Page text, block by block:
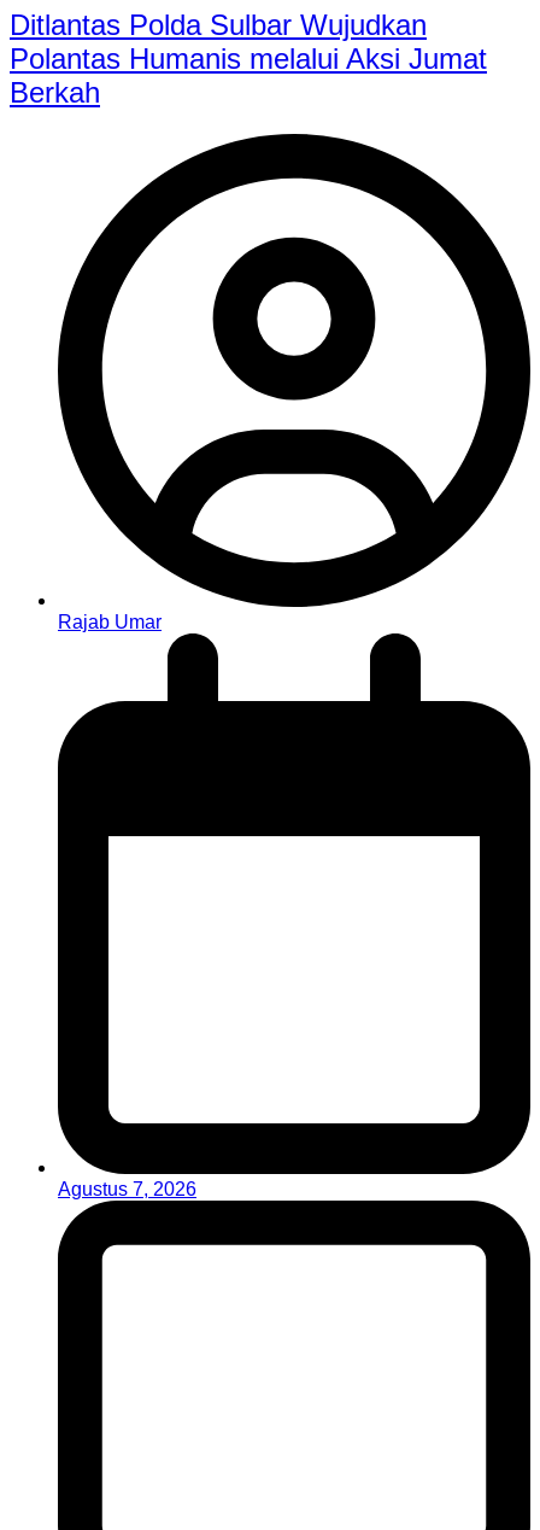
Ditlantas Polda Sulbar Wujudkan
Polantas Humanis melalui Aksi Jumat
Berkah
Rajab Umar
Agustus 7, 2026